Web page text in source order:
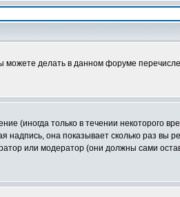
можете делать в данном форуме
(иногда только в течении некоторого
она показывает сколько раз вы
или модератор (они должны сами